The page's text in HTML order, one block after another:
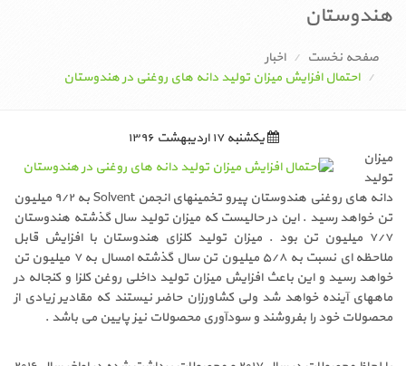
هندوستان
صفحه نخست
اخبار
احتمال افزایش میزان تولید دانه های روغنی در هندوستان
یکشنبه ۱۷ اردیبهشت ۱۳۹۶
میزان
تولید
دانه های روغنی هندوستان پیرو تخمینهای انجمن Solvent به ۹/۲ میلیون
تن خواهد رسید . این در حالیست که میزان تولید سال گذشته هندوستان
۷/۷ میلیون تن بود . میزان تولید کلزای هندوستان با افزایش قابل
ملاحظه ای نسبت به ۵/۸ میلیون تن سال گذشته امسال به ۷ میلیون تن
خواهد رسید و این باعث افزایش میزان تولید داخلی روغن کلزا و کنجاله در
ماههای آینده خواهد شد ولی کشاورزان حاضر نیستند که مقادیر زیادی از
محصولات خود را بفروشند و سودآوری محصولات نیز پایین می باشد .